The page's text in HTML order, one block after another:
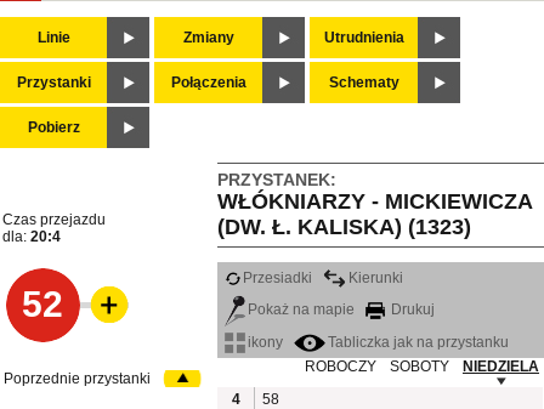
Linie Zmiany Utrudnienia
Przystanki Połączenia Schematy
Pobierz
PRZYSTANEK:
WŁÓKNIARZY - MICKIEWICZA
(DW. Ł. KALISKA) (1323)
Czas przejazdu
dla: 20:4
52
Przesiadki
Kierunki
Pokaż na mapie
Drukuj
ikony
Tabliczka jak na przystanku
ROBOCZY
SOBOTY
NIEDZIELA
4
58
Poprzednie przystanki